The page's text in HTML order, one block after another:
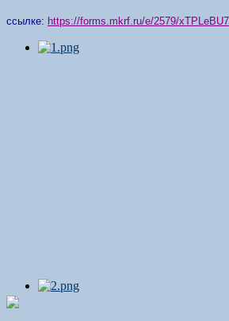
ссылке: https://forms.mkrf.ru/e/2579/